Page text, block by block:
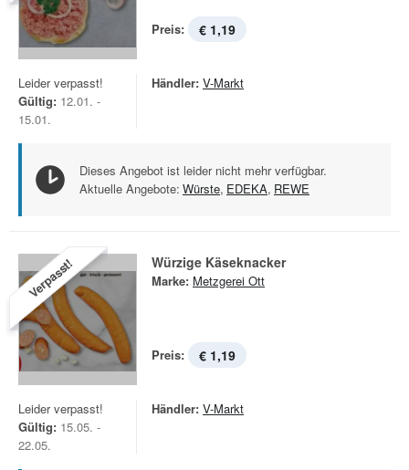
Preis: € 1,19
Leider verpasst!
Gültig: 12.01. -
15.01.
Händler: V-Markt
Dieses Angebot ist leider nicht mehr verfügbar.
Aktuelle Angebote: Würste, EDEKA, REWE
Verpasst! Würzige Käseknacker
Marke: Metzgerei Ott
Preis: € 1,19
Leider verpasst!
Gültig: 15.05. -
22.05.
Händler: V-Markt